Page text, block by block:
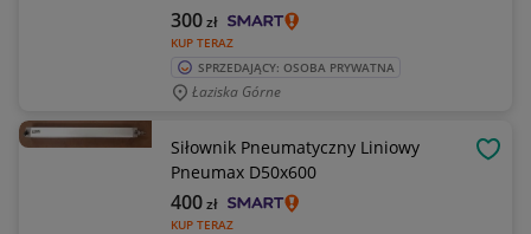
KUP TERAZ
300zł
SPRZEDAJĄCY: OSOBA PRYWATNA
Łaziska Górne
Siłownik Pneumatyczny Liniowy
Pneumax D50x600
KUP TERAZ
400zł